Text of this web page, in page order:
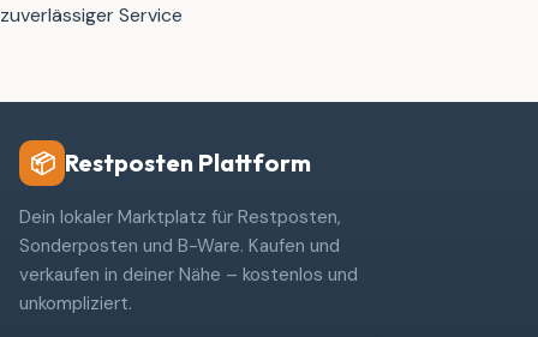
zuverlässiger Service
📦 Restposten Plattform
Dein lokaler Marktplatz für Restposten,
Sonderposten und B-Ware. Kaufen und
verkaufen in deiner Nähe – kostenlos und
unkompliziert.